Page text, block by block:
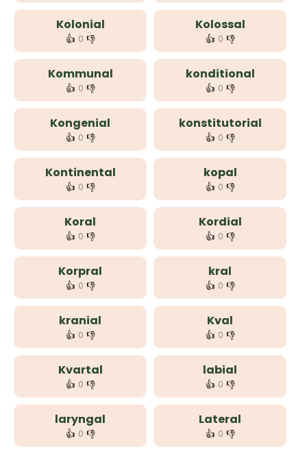
Kolonial
👍 0 👎
Kolossal
👍 0 👎
Kommunal
👍 0 👎
konditional
👍 0 👎
Kongenial
👍 0 👎
konstitutorial
👍 0 👎
Kontinental
👍 0 👎
kopal
👍 0 👎
Koral
👍 0 👎
Kordial
👍 0 👎
Korpral
👍 0 👎
kral
👍 0 👎
kranial
👍 0 👎
Kval
👍 0 👎
Kvartal
👍 0 👎
labial
👍 0 👎
laryngal
👍 0 👎
Lateral
👍 0 👎